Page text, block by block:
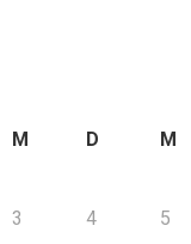
M D M
3
4 5